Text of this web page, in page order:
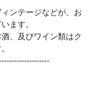
ンテージなどが、お
ます。
、及びワイン類はク